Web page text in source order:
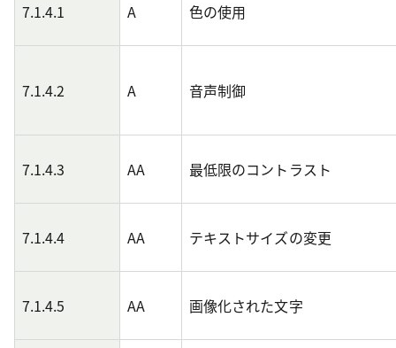
7.1.4.1 A 色の使用
7.1.4.2 A 音声制御
7.1.4.3 AA 最低限のコントラスト
7.1.4.4 AA テキストサイズの変更
7.1.4.5 AA 画像化された文字